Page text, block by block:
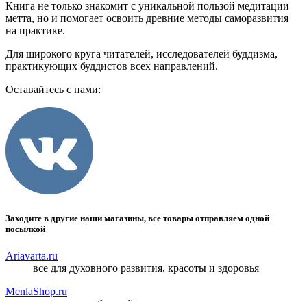
Книга не только знакомит с уникальной пользой медитации
метта, но и помогает освоить древние методы саморазвития
на практике.
Для широкого круга читателей, исследователей буддизма,
практикующих буддистов всех направлений.
Оставайтесь с нами:
Заходите в другие наши магазины, все товары отправляем одной
посылкой
Ariavarta.ru
все для духовного развития, красоты и здоровья
MenlaShop.ru